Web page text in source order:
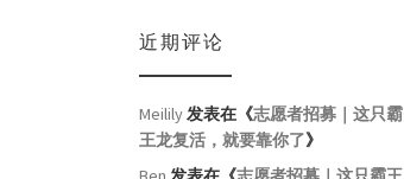
近期评论
Meilily 发表在《志愿者招募｜这只霸
王龙复活，就要靠你了》